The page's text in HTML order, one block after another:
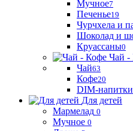
Мучное7
Печенье19
Чурчхела и
Шоколад и
Круассаны0
Чай -
Чай63
Кофе20
DIM-напитки
Для детей
Мармелад 0
Мучное 0